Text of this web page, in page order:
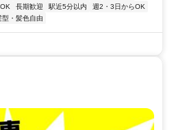
長期歓迎 駅近5分以内
週2・3日からOK
型・髪色自由